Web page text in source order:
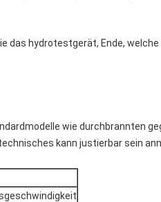
das hydrotestgerät, Ende, welche
wie durchbrannten
kann justierbar sein